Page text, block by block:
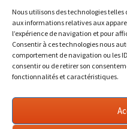
Nous utilisons des technologies
aux informations relatives aux
l’expérience de navigation et pour
Consentir à ces technologies nous
comportement de navigation ou les
consentir ou de retirer son
fonctionnalités et caractéristiques.
nombreuses années, j'ai
internet à partir de 2009 au
succès. Fin 2013, je décide de
avec mon propre site :
Me contacter :